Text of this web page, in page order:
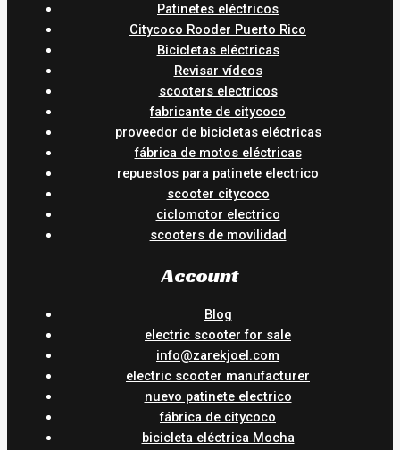
Patinetes eléctricos
Citycoco Rooder Puerto Rico
Bicicletas eléctricas
Revisar vídeos
scooters electricos
fabricante de citycoco
proveedor de bicicletas eléctricas
fábrica de motos eléctricas
repuestos para patinete electrico
scooter citycoco
ciclomotor electrico
scooters de movilidad
Account
Blog
electric scooter for sale
info@zarekjoel.com
electric scooter manufacturer
nuevo patinete electrico
fábrica de citycoco
bicicleta eléctrica Mocha